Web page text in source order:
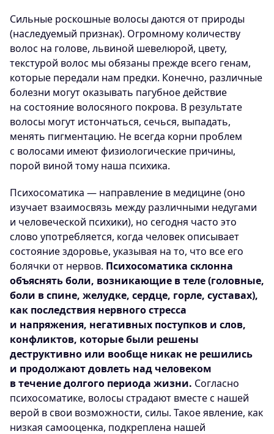
Сильные роскошные волосы даются от природы
(наследуемый признак). Огромному количеству
волос на голове, львиной шевелюрой, цвету,
текстурой волос мы обязаны прежде всего генам,
которые передали нам предки. Конечно, различные
болезни могут оказывать пагубное действие
на состояние волосяного покрова. В результате
волосы могут истончаться, сечься, выпадать,
менять пигментацию. Не всегда корни проблем
с волосами имеют физиологические причины,
порой виной тому наша психика.
Психосоматика — направление в медицине (оно
изучает взаимосвязь между различными недугами
и человеческой психики), но сегодня часто это
слово употребляется, когда человек описывает
состояние здоровье, указывая на то, что все его
болячки от нервов. Психосоматика склонна
объяснять боли, возникающие в теле (головные,
боли в спине, желудке, сердце, горле, суставах),
как последствия нервного стресса
и напряжения, негативных поступков и слов,
конфликтов, которые были решены
деструктивно или вообще никак не решились
и продолжают довлеть над человеком
в течение долгого периода жизни. Согласно
психосоматике, волосы страдают вместе с нашей
верой в свои возможности, силы. Такое явление, как
низкая самооценка, подкреплена нашей